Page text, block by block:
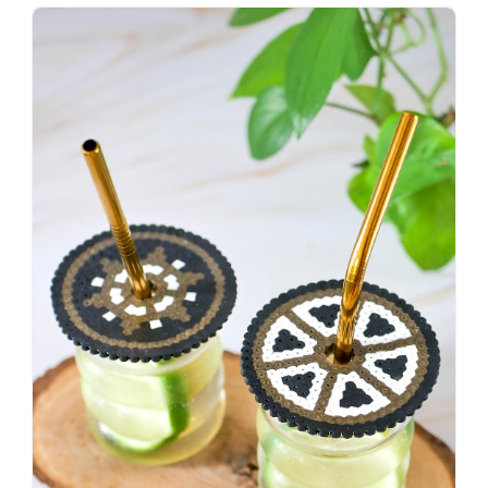
Wenn
schöner
KNALLTS!
#badezimmer
#makeover
#badezimmerdesign
#renovieren
#altbau